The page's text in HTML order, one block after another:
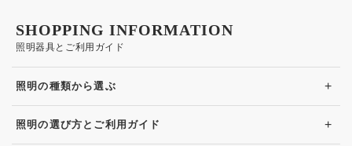
照明器具とご利用ガイド
SHOPPING INFORMATION
照明の種類から選ぶ +
照明の選び方とご利用ガイド +